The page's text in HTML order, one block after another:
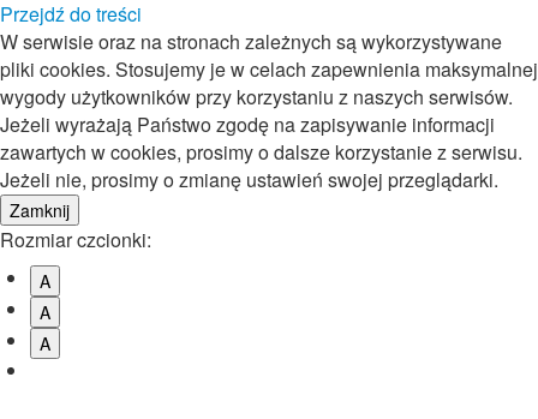
Przejdź do treści
W serwisie oraz na stronach zależnych są wykorzystywane
pliki cookies. Stosujemy je w celach zapewnienia maksymalnej
wygody użytkowników przy korzystaniu z naszych serwisów.
Jeżeli wyrażają Państwo zgodę na zapisywanie informacji
zawartych w cookies, prosimy o dalsze korzystanie z serwisu.
Jeżeli nie, prosimy o zmianę ustawień swojej przeglądarki.
Rozmiar czcionki:
A
A
A